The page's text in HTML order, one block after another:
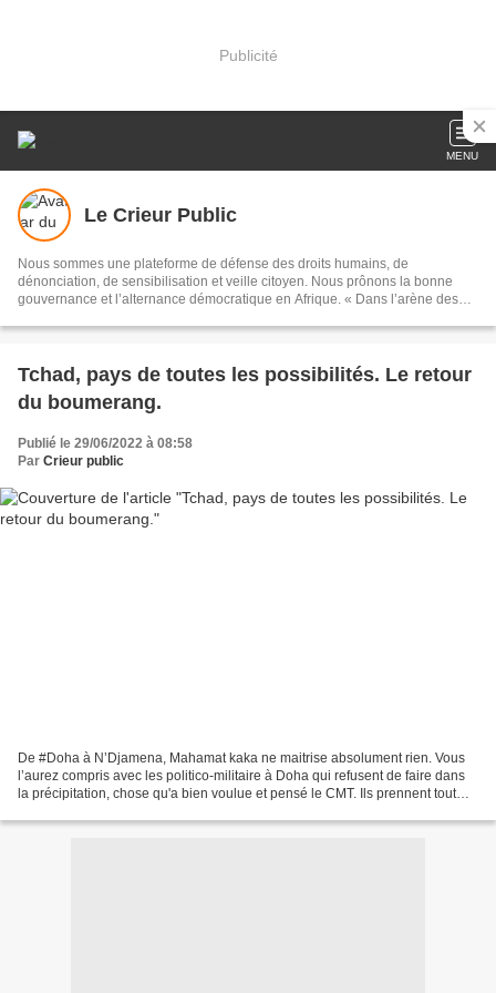
Publicité
MENU
Le Crieur Public
Nous sommes une plateforme de défense des droits humains, de
dénonciation, de sensibilisation et veille citoyen. Nous prônons la bonne
gouvernance et l’alternance démocratique en Afrique. « Dans l’arène des
pas le succès ou la gloire à mes pieds, je reste convaincu que je suis un
Tchad, pays de toutes les possibilités. Le retour
du boumerang.
Publié le 29/06/2022 à 08:58
Par Crieur public
De #Doha à N’Djamena, Mahamat kaka ne maitrise absolument rien. Vous
l’aurez compris avec les politico-militaire à Doha qui refusent de faire dans
la précipitation, chose qu'a bien voulue et pensé le CMT. Ils prennent tout